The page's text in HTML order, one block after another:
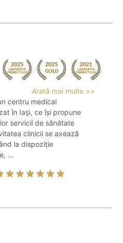
Arată mai multe >>
centru medical
în Iași, ce își propune
servicii de sănătate
clinicii se axează
la dispoziție
...